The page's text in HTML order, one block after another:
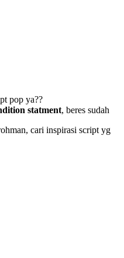
pop ya??
statment, beres sudah
cari inspirasi script yg